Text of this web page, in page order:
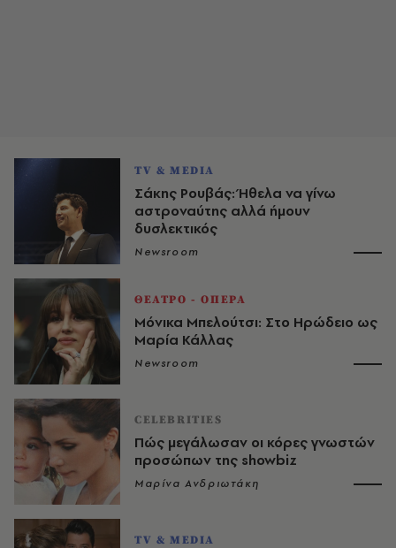
TV & MEDIA
Σάκης Ρουβάς: Ήθελα να γίνω
αστροναύτης αλλά ήμουν
δυσλεκτικός
Newsroom
ΘΕΑΤΡΟ - ΟΠΕΡΑ
Μόνικα Μπελούτσι: Στο Ηρώδειο ως
Μαρία Κάλλας
Newsroom
CELEBRITIES
Πώς μεγάλωσαν οι κόρες γνωστών
προσώπων της showbiz
Μαρίνα Ανδριωτάκη
TV & MEDIA